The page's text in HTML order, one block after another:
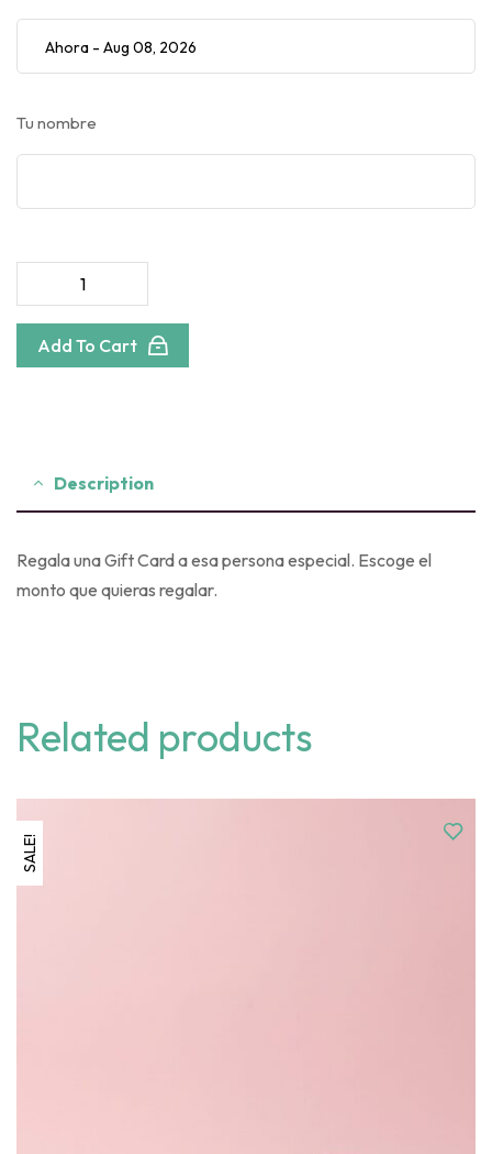
Tu nombre
Add To Cart
Description
Regala una Gift Card a esa persona especial. Escoge el
monto que quieras regalar.
Related products
SALE!